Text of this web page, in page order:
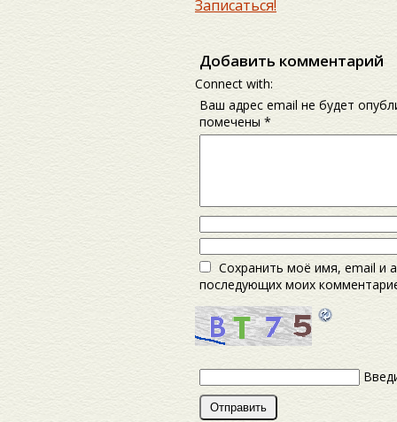
Записаться!
Добавить комментарий
Connect with:
Ваш адрес email не будет
помечены *
Сохранить моё имя, email и
последующих моих